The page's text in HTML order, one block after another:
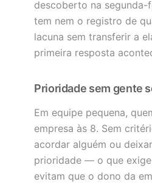
descoberto na segunda-
tem nem o registro de
lacuna sem transferir a
primeira resposta
Prioridade sem gente
Em equipe pequena,
empresa às 8. Sem
acordar alguém ou
prioridade — o que
evitam que o dono da